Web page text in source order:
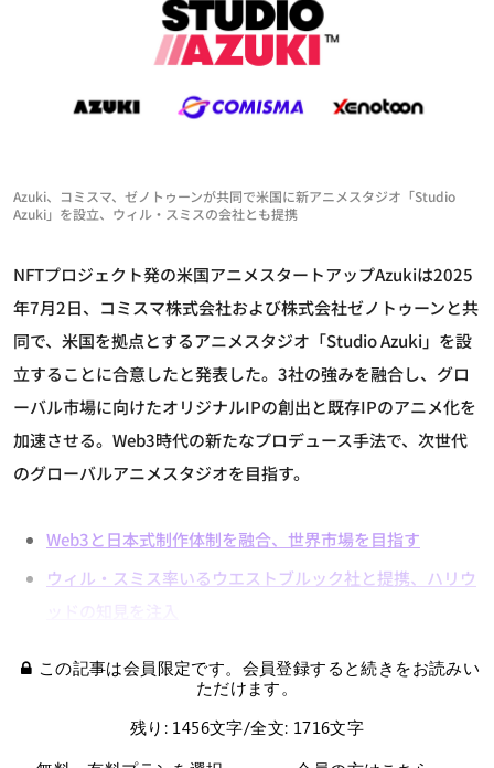
Azuki、コミスマ、ゼノトゥーンが共同で米国に新アニメスタジオ「Studio
Azuki」を設立、ウィル・スミスの会社とも提携
NFTプロジェクト発の米国アニメスタートアップAzukiは2025
年7月2日、コミスマ株式会社および株式会社ゼノトゥーンと共
同で、米国を拠点とするアニメスタジオ「Studio Azuki」を設
立することに合意したと発表した。3社の強みを融合し、グロ
ーバル市場に向けたオリジナルIPの創出と既存IPのアニメ化を
加速させる。Web3時代の新たなプロデュース手法で、次世代
のグローバルアニメスタジオを目指す。
Web3と日本式制作体制を融合、世界市場を目指す
ウィル・スミス率いるウエストブルック社と提携、ハリウ
ッドの知見を注入
この記事は会員限定です。会員登録すると続きをお読みい
ただけます。
残り: 1456文字/全文: 1716文字